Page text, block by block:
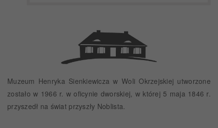
Muzeum Henryka Sienkiewicza w Woli Okrzejskiej utworzone
zostało w 1966 r. w oficynie dworskiej, w której 5 maja 1846 r.
przyszedł na świat przyszły Noblista.